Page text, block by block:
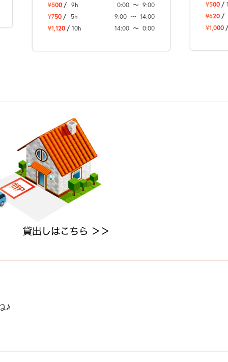
¥500 / 9h 0:00 〜 9:00
¥750 / 5h 9:00 〜 14:00
¥1,120 / 10h 14:00 〜 0:00
¥500 /
¥620 /
¥1,000 /
♪